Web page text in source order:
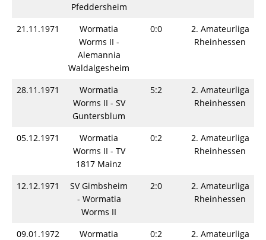
Pfeddersheim
21.11.1971
Wormatia
Worms II -
Alemannia
Waldalgesheim
0:0
2. Amateurliga
Rheinhessen
28.11.1971
Wormatia
Worms II - SV
Guntersblum
5:2
2. Amateurliga
Rheinhessen
05.12.1971
Wormatia
Worms II - TV
1817 Mainz
0:2
2. Amateurliga
Rheinhessen
12.12.1971
SV Gimbsheim
- Wormatia
Worms II
2:0
2. Amateurliga
Rheinhessen
09.01.1972
Wormatia
0:2
2. Amateurliga